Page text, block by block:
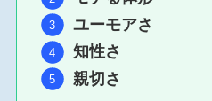
ユーモアさ
知性さ
親切さ